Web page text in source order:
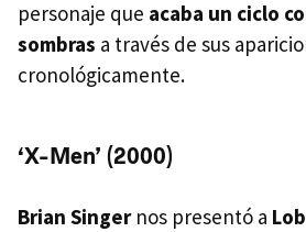
personaje que acaba un ciclo
sombras a través de sus
cronológicamente.
‘X-Men’ (2000)
Brian Singernos presentó a